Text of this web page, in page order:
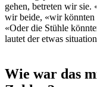
gehen, betreten wir
wir beide, «wir könnten
«Oder die Stühle
lautet der etwas
Wie war das